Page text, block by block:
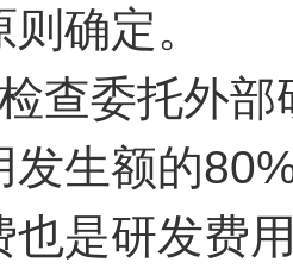
确定。
检查委托外
发生额的
也是研发费